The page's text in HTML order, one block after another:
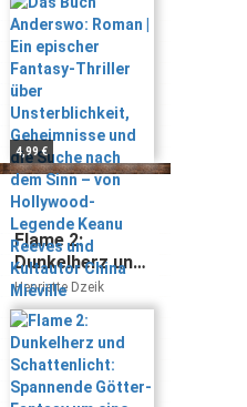
Fantasy-Thriller
über
Unsterblichkeit,
Geheimnisse und
die Suche nach
dem Sinn – von
Hollywood-
Legende Keanu
Reeves und
Kultautor China
Miéville
4,99 €
Flame 2:
Dunkelherz und
Schattenlicht:
Spannende
Götter-Fantasy
um eine
gefährliche
Liebe (2)
Henriette Dzeik